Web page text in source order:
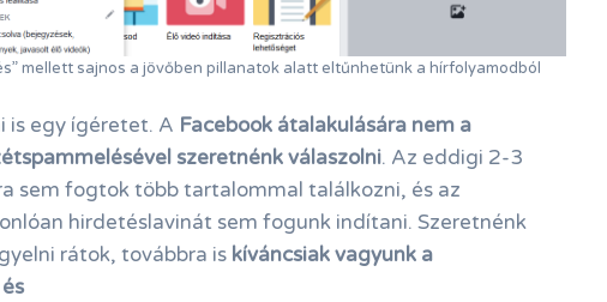
mellett sajnos a jövőben pillanatok alatt eltűnhetünk a hírfolyamodból
is egy ígéretet. A Facebook átalakulására nem a
szeretnénk válaszolni. Az eddigi 2-3
sem fogtok több tartalommal találkozni, és az
hirdetéslavinát sem fogunk indítani. Szeretnénk
rátok, továbbra is kíváncsiak vagyunk a